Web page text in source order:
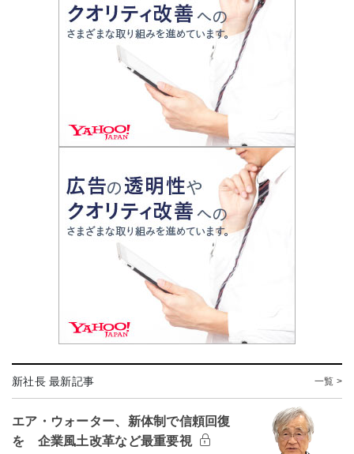
新社長 最新記事 一覧 >
エア・ウォーター、新体制で信頼回復
を 企業風土改革など最重要視